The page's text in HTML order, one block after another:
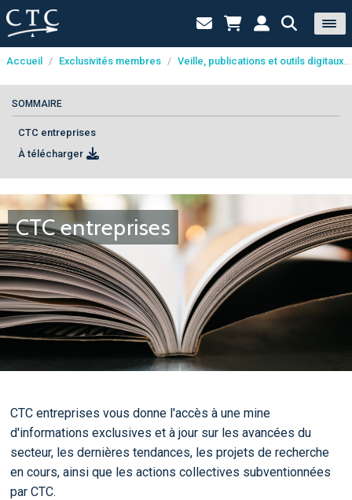
Panneau de gestion des cookies
Accueil / Exclusivités membres / Veille, publications et outils digitaux
SOMMAIRE
CTC entreprises
À télécharger
CTC entreprises
CTC entreprises vous donne l'accès à une mine
d'informations exclusives et à jour sur les avancées du
secteur, les dernières tendances, les projets de recherche
en cours, ainsi que les actions collectives subventionnées
par CTC.